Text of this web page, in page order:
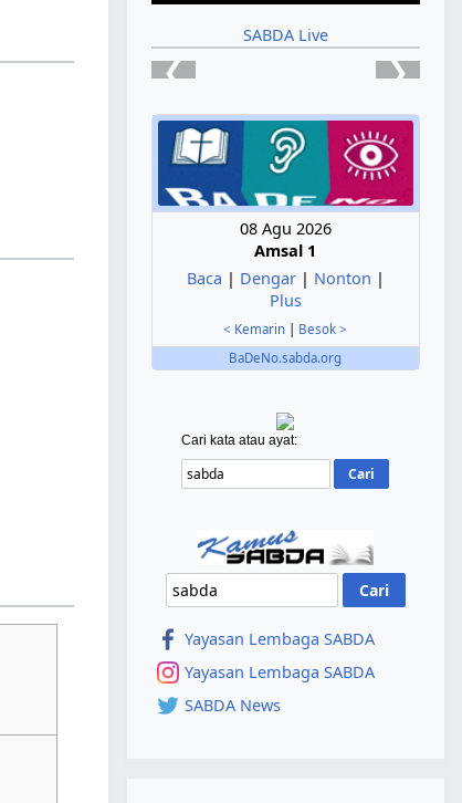
SABDA Live
❮ ❯
08 Agu 2026
Amsal 1
Baca | Dengar| Nonton |
Plus
< Kemarin
Besok >
BaDeNo.sabda.org
Cari kata atau ayat:
Yayasan Lembaga SABDA
Yayasan Lembaga SABDA
SABDA News